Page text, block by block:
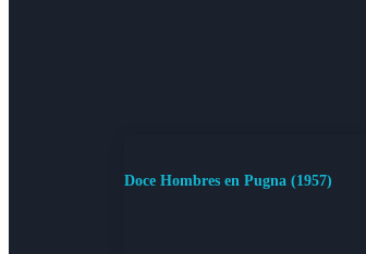
Doce Hombres en Pugna (1957)